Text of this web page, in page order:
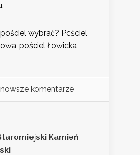
wybrać? Pościel
pościel Łowicka
komentarze
Kamień